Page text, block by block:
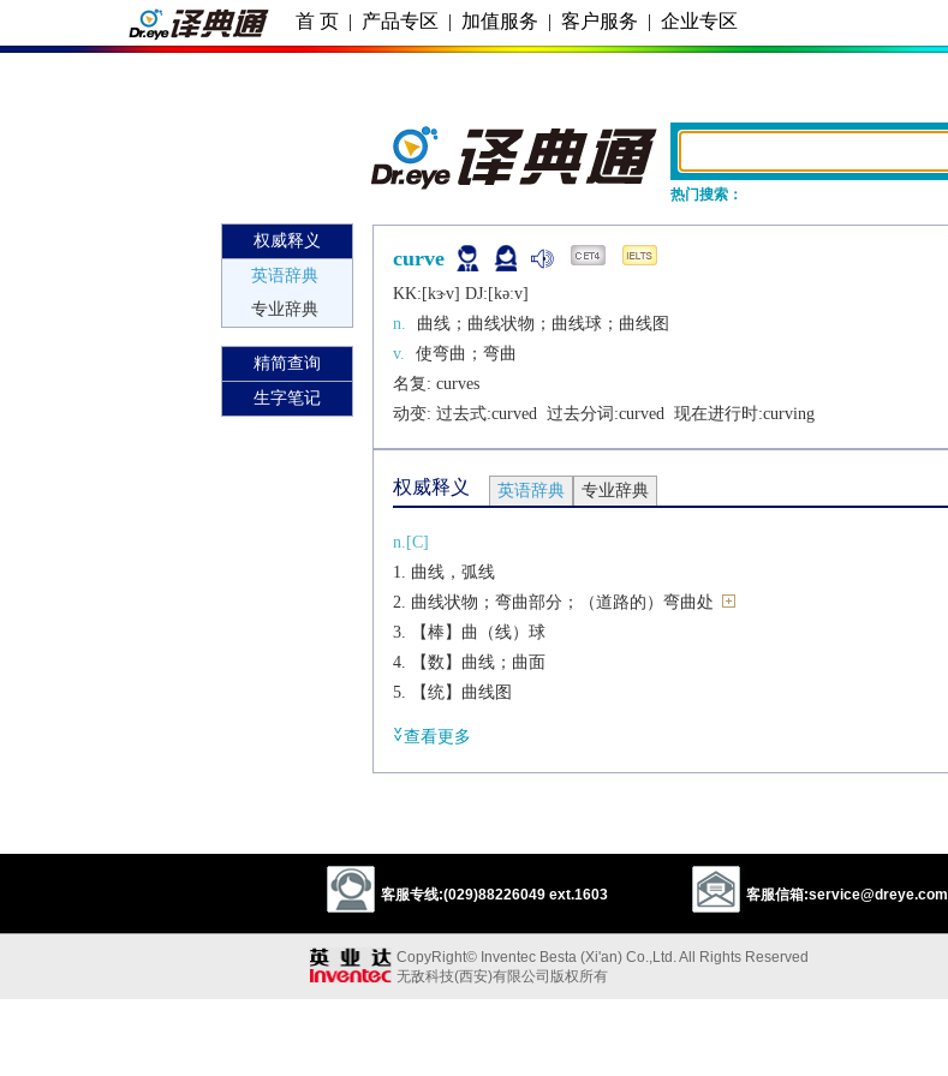
首 页 | 产品专区 | 加值服务 | 客户服务 | 企业专区
热门搜索：
权威释义
英语辞典
专业辞典
精简查询
生字笔记
curve
KK:[kɝv] DJ:[kǝːv]
n.
曲线；曲线状物；曲线球；曲线图
v.
使弯曲；弯曲
名复: curves
动变: 过去式:curved 过去分词:curved 现在进行时:curving
权威释义 英语辞典 专业辞典
n.[C]
曲线，弧线
曲线状物；弯曲部分；（道路的）弯曲处
【棒】曲（线）球
【数】曲线；曲面
【统】曲线图
vt.使弯曲；使成曲线
bend
turn wind twist
curl
同义参见:
1
查看更多
客服专线:(029)88226049 ext.1603 客服信箱:service@dreye.com
CopyRight© Inventec Besta (Xi'an) Co.,Ltd. All Rights Reserved
无敌科技(西安)有限公司版权所有